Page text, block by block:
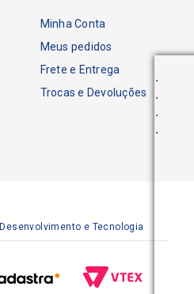
.
.
.
.
Minha Conta
Meus pedidos
Frete e Entrega
Trocas e Devoluções
Desenvolvimento e Tecnologia